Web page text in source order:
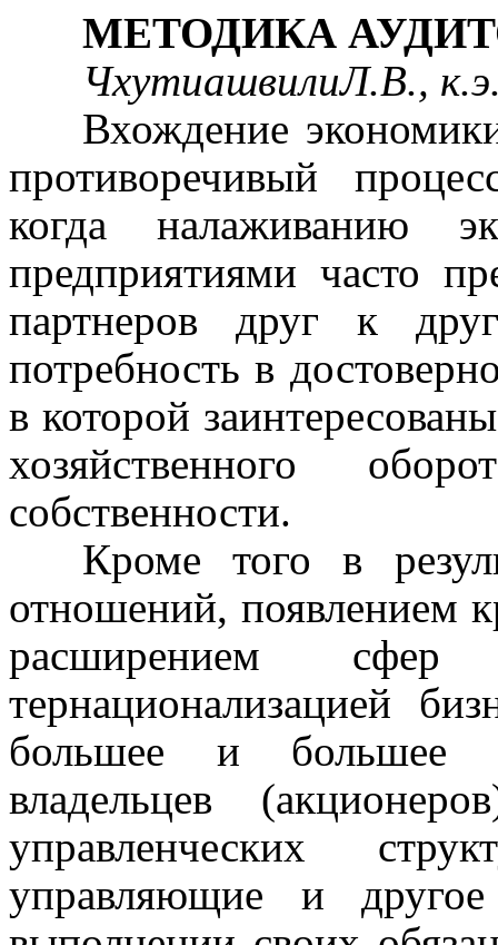
МЕТОДИКА
ЧхутиашвилиЛ.В.,
Вхождение
противоречивый
когда налаживанию
предприятиями часто
партнеров друг к
потребность в
в которой
хозяйственного
собственности.
Кроме того в
отношений, появлением
расширением
тернационализацией
большее и большее
владельцев
управленческих
управляющие и